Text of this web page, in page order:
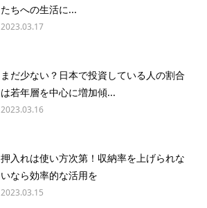
たちへの生活に...
2023.03.17
まだ少ない？日本で投資している人の割合
は若年層を中心に増加傾...
2023.03.16
押入れは使い方次第！収納率を上げられな
いなら効率的な活用を
2023.03.15